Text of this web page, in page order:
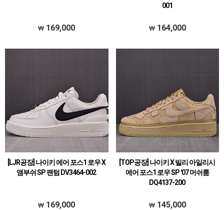
169,000
001
164,000
[LJR공장] 나이키 에어 포스1 로우 X
앰부쉬 SP 팬텀 DV3464-002
169,000
[TOP공장] 나이키 X 빌리 아일리시
에어 포스1 로우 SP '07 머쉬룸
DQ4137-200
145,000